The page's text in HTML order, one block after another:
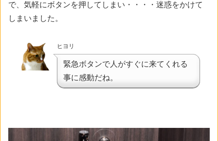
で、気軽にボタンを押してしまい・・・・迷惑をかけて
しまいました。
ヒヨリ
緊急ボタンで人がすぐに来てくれる
事に感動だね。